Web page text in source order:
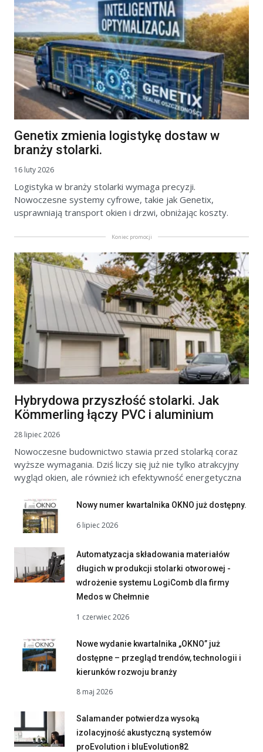
Genetix zmienia logistykę dostaw w
branży stolarki.
16 luty 2026
Logistyka w branży stolarki wymaga precyzji.
Nowoczesne systemy cyfrowe, takie jak Genetix,
usprawniają transport okien i drzwi, obniżając koszty.
Koniec promocji
Hybrydowa przyszłość stolarki. Jak
Kömmerling łączy PVC i aluminium
28 lipiec 2026
Nowoczesne budownictwo stawia przed stolarką coraz
wyższe wymagania. Dziś liczy się już nie tylko atrakcyjny
wygląd okien, ale również ich efektywność energetyczna
Nowy numer kwartalnika OKNO już dostępny.
6 lipiec 2026
Automatyzacja składowania materiałów
długich w produkcji stolarki otworowej -
wdrożenie systemu LogiComb dla firmy
Medos w Chełmnie
1 czerwiec 2026
Nowe wydanie kwartalnika „OKNO” już
dostępne – przegląd trendów, technologii i
kierunków rozwoju branży
8 maj 2026
Salamander potwierdza wysoką
izolacyjność akustyczną systemów
proEvolution i bluEvolution82